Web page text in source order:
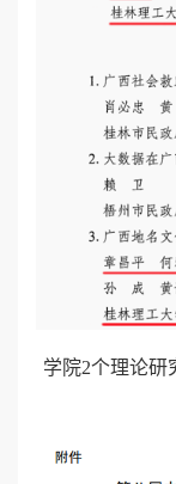
学院2个理论研